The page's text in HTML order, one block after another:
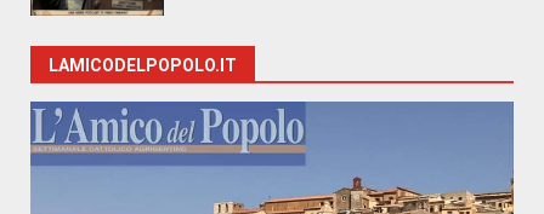
LAMICODELPOPOLO.IT